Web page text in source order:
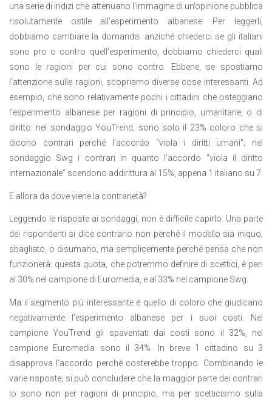
una serie di indizi che attenuano l’immagine di un’opinione pubblica
risolutamente ostile all’esperimento albanese. Per leggerli,
dobbiamo cambiare la domanda: anziché chiederci se gli italiani
sono pro o contro quell’esperimento, dobbiamo chiederci quali
sono le ragioni per cui sono contro. Ebbene, se spostiamo
l’attenzione sulle ragioni, scopriamo diverse cose interessanti. Ad
esempio, che sono relativamente pochi i cittadini che osteggiano
l’esperimento albanese per ragioni di principio, umanitarie, o di
diritto: nel sondaggio YouTrend, sono solo il 23% coloro che si
dicono contrari perché l’accordo “viola i diritti umani”; nel
sondaggio Swg i contrari in quanto l’accordo “viola il diritto
internazionale” scendono addirittura al 15%, appena 1 italiano su 7.
E allora da dove viene la contrarietà?
Leggendo le risposte ai sondaggi, non è difficile capirlo. Una parte
dei rispondenti si dice contrario non perché il modello sia iniquo,
sbagliato, o disumano, ma semplicemente perché pensa che non
funzionerà: questa quota, che potremmo definire di scettici, è pari
al 30% nel campione di Euromedia, e al 33% nel campione Swg.
Ma il segmento più interessante è quello di coloro che giudicano
negativamente l’esperimento albanese per i suoi costi. Nel
campione YouTrend gli spaventati dai costi sono il 32%, nel
campione Euromedia sono il 34%. In breve 1 cittadino su 3
disapprova l’accordo perché costerebbe troppo. Combinando le
varie risposte, si può concludere che la maggior parte dei contrari
lo sono non per ragioni di principio, ma per scetticismo sulla